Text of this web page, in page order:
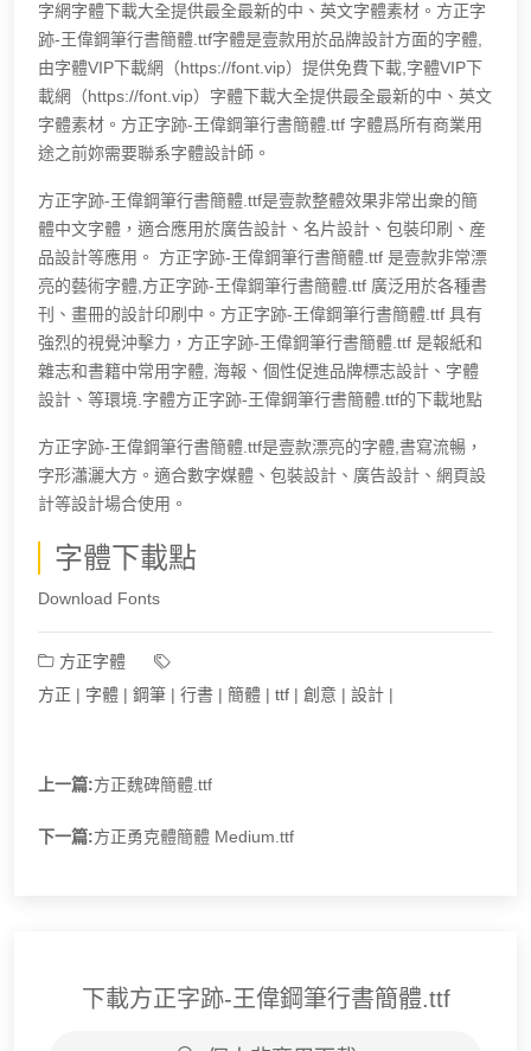
字網字體下載大全提供最全最新的中、英文字體素材。方正字
跡-王偉鋼筆行書簡體.ttf字體是壹款用於品牌設計方面的字體,
由字體VIP下載網（https://font.vip）提供免費下載,字體VIP下
載網（https://font.vip）字體下載大全提供最全最新的中、英文
字體素材。方正字跡-王偉鋼筆行書簡體.ttf 字體爲所有商業用
途之前妳需要聯系字體設計師。
方正字跡-王偉鋼筆行書簡體.ttf是壹款整體效果非常出衆的簡
體中文字體，適合應用於廣告設計、名片設計、包裝印刷、産
品設計等應用。 方正字跡-王偉鋼筆行書簡體.ttf 是壹款非常漂
亮的藝術字體,方正字跡-王偉鋼筆行書簡體.ttf 廣泛用於各種書
刊、畫冊的設計印刷中。方正字跡-王偉鋼筆行書簡體.ttf 具有
強烈的視覺沖擊力，方正字跡-王偉鋼筆行書簡體.ttf 是報紙和
雜志和書籍中常用字體, 海報、個性促進品牌標志設計、字體
設計、等環境.字體方正字跡-王偉鋼筆行書簡體.ttf的下載地點
方正字跡-王偉鋼筆行書簡體.ttf是壹款漂亮的字體,書寫流暢，
字形瀟灑大方。適合數字媒體、包裝設計、廣告設計、網頁設
計等設計場合使用。
字體下載點
Download Fonts
方正字體
方正 | 字體 | 鋼筆 | 行書 | 簡體 | ttf | 創意 | 設計 |
上一篇:方正魏碑簡體.ttf
下一篇:方正勇克體簡體 Medium.ttf
下載方正字跡-王偉鋼筆行書簡體.ttf